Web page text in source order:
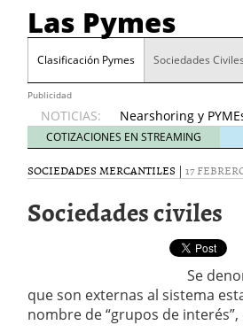
Las Pymes
Clasificación Pymes Sociedades Civiles
Publicidad
NOTICIAS:
Retos de las
para la demanda
Turismo y PYMEs:
Nearshoring y
suministro 21
El impacto del
empresas
mexicanas 12 enero,
Retos de las
para la demanda
Turismo y PYMEs:
26 enero,
COTIZACIONES EN STREAMING
SOCIEDADES MERCANTILES | 17
Sociedades civiles
Se
que son externas al sistema
nombre de “grupos de